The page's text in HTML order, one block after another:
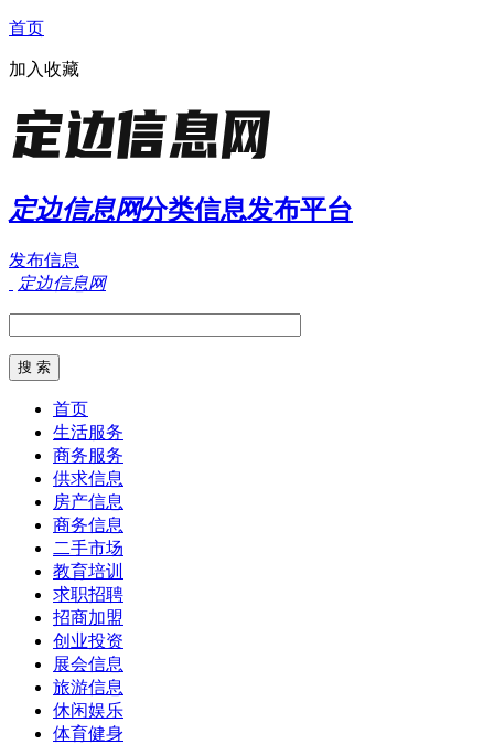
首页
加入收藏
定边信息网分类信息发布平台
发布信息
定边信息网
首页
生活服务
商务服务
供求信息
房产信息
商务信息
二手市场
教育培训
求职招聘
招商加盟
创业投资
展会信息
旅游信息
休闲娱乐
体育健身